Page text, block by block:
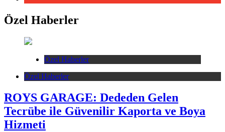
Özel Haberler
Özel Haberler
Özel Haberler
ROYS GARAGE: Dededen Gelen
Tecrübe ile Güvenilir Kaporta ve Boya
Hizmeti